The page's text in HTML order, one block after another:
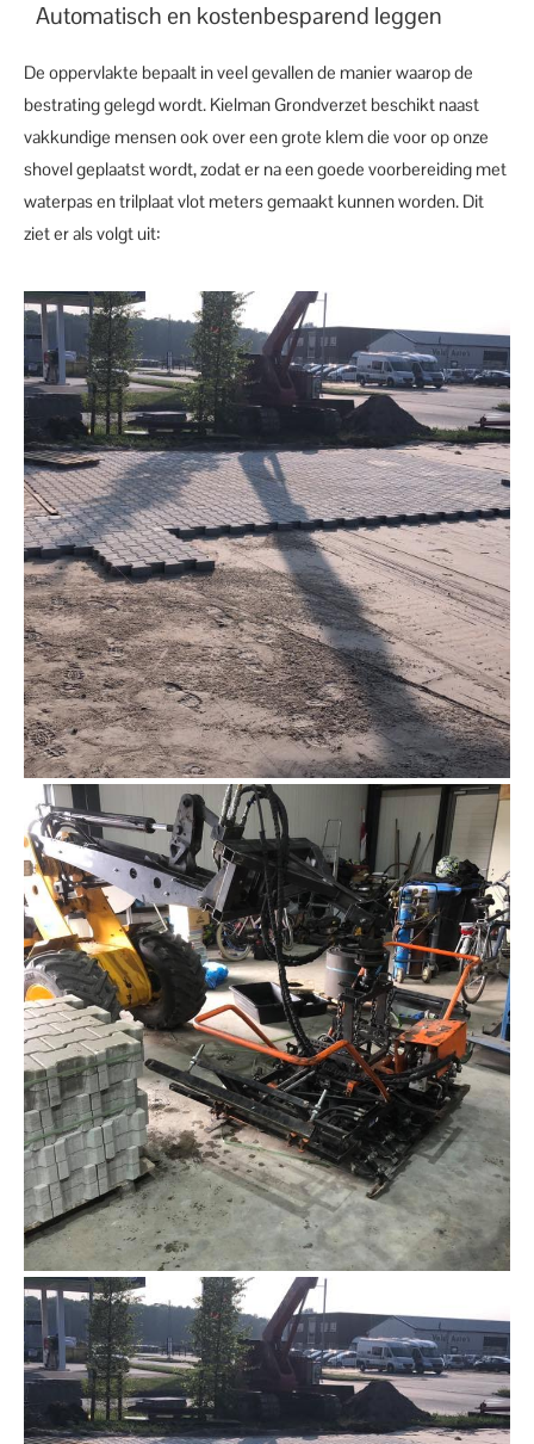
Automatisch en kostenbesparend leggen
De oppervlakte bepaalt in veel gevallen de manier waarop de
bestrating gelegd wordt. Kielman Grondverzet beschikt naast
vakkundige mensen ook over een grote klem die voor op onze
shovel geplaatst wordt, zodat er na een goede voorbereiding met
waterpas en trilplaat vlot meters gemaakt kunnen worden. Dit
ziet er als volgt uit: